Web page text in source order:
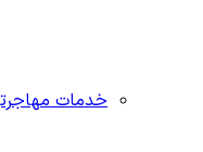
خدمات مهاجرتی